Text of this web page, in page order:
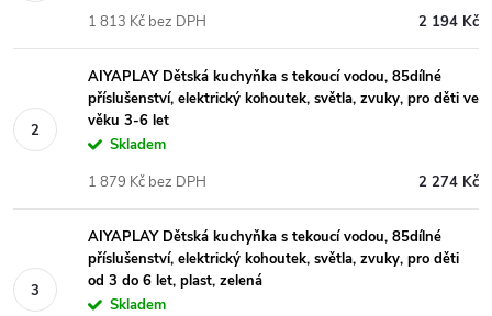
2 194 Kč
1 813 Kč bez DPH
AIYAPLAY Dětská kuchyňka s tekoucí vodou, 85dílné
příslušenství, elektrický kohoutek, světla, zvuky, pro děti ve
věku 3-6 let
Skladem
2 274 Kč
1 879 Kč bez DPH
AIYAPLAY Dětská kuchyňka s tekoucí vodou, 85dílné
příslušenství, elektrický kohoutek, světla, zvuky, pro děti
od 3 do 6 let, plast, zelená
Skladem